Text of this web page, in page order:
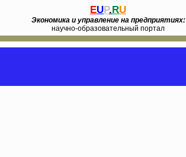
EUP.RU
Экономика и управление на предприятиях:
научно-образовательный портал